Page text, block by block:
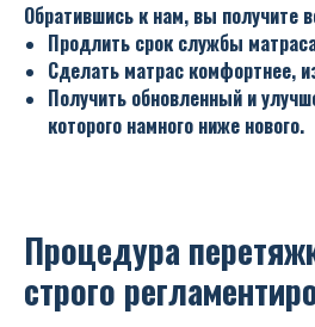
Обратившись к нам, вы получите
Продлить срок службы
Сделать матрас комфортнее,
Получить обновленный и
которого намного ниже нового.
Процедура
строго